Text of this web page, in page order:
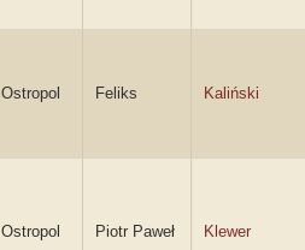
Ostropol Feliks Kaliński
Ostropol Piotr Paweł Klewer